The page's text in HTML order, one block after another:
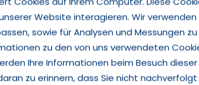
Website interagieren. Wir
sowie für Analysen und Messungen
zu den von uns verwendeten
Ihre Informationen beim Besuch
zu erinnern, dass Sie nicht
Kompetenzen Insights